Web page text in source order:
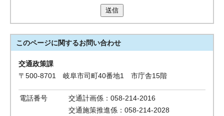
送信
このページに関するお問い合わせ
交通政策課
〒500-8701 岐阜市司町40番地1 市庁舎15階
電話番号
交通計画係：058-214-2016
交通施策推進係：058-214-2028